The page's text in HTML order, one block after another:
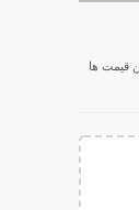
قیمت ها